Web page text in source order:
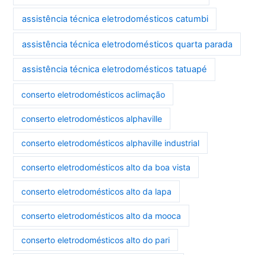
assistência técnica eletrodomésticos catumbi
assistência técnica eletrodomésticos quarta parada
assistência técnica eletrodomésticos tatuapé
conserto eletrodomésticos aclimação
conserto eletrodomésticos alphaville
conserto eletrodomésticos alphaville industrial
conserto eletrodomésticos alto da boa vista
conserto eletrodomésticos alto da lapa
conserto eletrodomésticos alto da mooca
conserto eletrodomésticos alto do pari